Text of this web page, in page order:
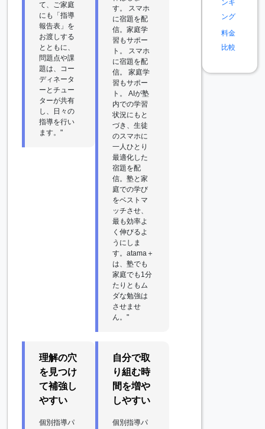
て、ご家庭
にも「指導
報告表」を
お渡しする
とともに、
問題点や課
題は、コー
ディネータ
ーとチュー
ターが共有
し、日々の
指導を行い
ます。"
す。 スマホ
に宿題を配
信。家庭学
習もサポー
ト。 スマホ
に宿題を配
信。 家庭学
習もサポー
ト。 AIが塾
内での学習
状況にもと
づき、生徒
のスマホに
一人ひとり
最適化した
宿題を配
信。塾と家
庭での学び
をベストマ
ッチさせ、
最も効率よ
く伸びるよ
うにしま
す。atama＋
は、塾でも
家庭でも1分
たりともム
ダな勉強は
させませ
ん。"
理解の穴
を見つけ
て補強し
やすい
個別指導パ
自分で取
り組む時
間を増や
しやすい
個別指導パ
ンキ
ング
料金
比較